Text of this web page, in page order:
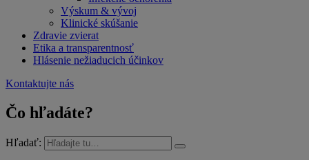
Výskum & vývoj
Klinické skúšanie
Zdravie zvierat
Etika a transparentnosť
Hlásenie nežiaducich účinkov
Kontaktujte nás
Čo hľadáte?
Hľadať: